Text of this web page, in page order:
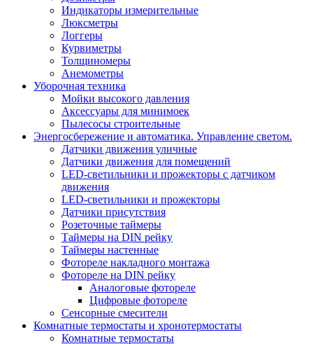
Индикаторы измерительные
Люксметры
Логгеры
Курвиметры
Толщиномеры
Анемометры
Уборочная техника
Мойки высокого давления
Аксессуары для минимоек
Пылесосы строительные
Энергосбережение и автоматика. Управление светом.
Датчики движения уличные
Датчики движения для помещений
LED-светильники и прожекторы с датчиком
движения
LED-светильники и прожекторы
Датчики присутствия
Розеточные таймеры
Таймеры на DIN рейку
Таймеры настенные
Фотореле накладного монтажа
Фотореле на DIN рейку
Аналоговые фотореле
Цифровые фотореле
Сенсорные смесители
Комнатные термостаты и хронотермостаты
Комнатные термостаты